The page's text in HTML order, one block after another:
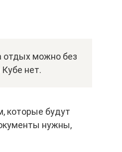
отдых можно без
нет.
которые будут
нужны,